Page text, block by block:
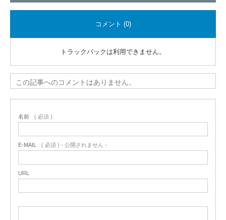
コメント (0)
トラックバックは利用できません。
この記事へのコメントはありません。
名前 ( 必須 )
E-MAIL ( 必須 ) - 公開されません -
URL